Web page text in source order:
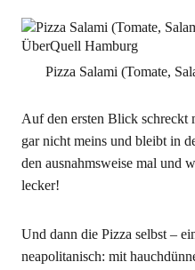
Pizza Salami (Tomate,
Auf den ersten Blick schreckt
gar nicht meins und bleibt in
den ausnahmsweise mal und
lecker!
Und dann die Pizza selbst –
neapolitanisch: mit